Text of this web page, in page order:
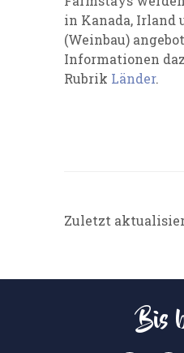
in Kanada, Irland
(Weinbau)
Informationen
Rubrik Länder.
Zuletzt
Bis